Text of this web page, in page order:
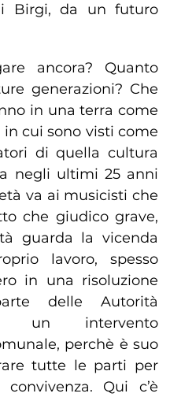
Birgi, da un futuro
ancora? Quanto
generazioni? Che
in una terra come
cui sono visti come
di quella cultura
negli ultimi 25 anni
va ai musicisti che
che giudico grave,
guarda la vicenda
lavoro, spesso
in una risoluzione
delle Autorità
un intervento
perchè è suo
tutte le parti per
Qui c’è